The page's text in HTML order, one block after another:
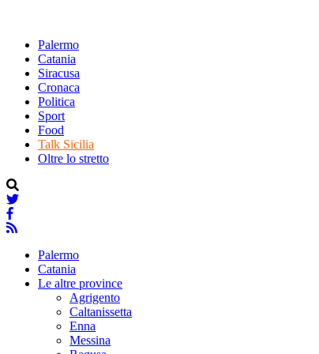
Palermo
Catania
Siracusa
Cronaca
Politica
Sport
Food
Talk Sicilia
Oltre lo stretto
Palermo
Catania
Le altre province
Agrigento
Caltanissetta
Enna
Messina